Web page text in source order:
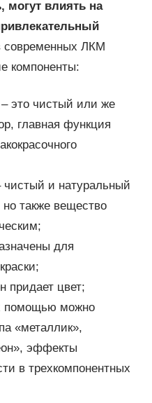
могут влиять на
современных ЛКМ
компоненты:
это чистый или же
главная функция
чистый и натуральный
также вещество
для
придает цвет;
помощью можно
«металлик»,
эффекты
в трехкомпонентных